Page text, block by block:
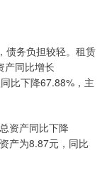
债务负担较轻。租赁
产同比增长
比下降67.88%，主
资产同比下降
产为8.87元，同比